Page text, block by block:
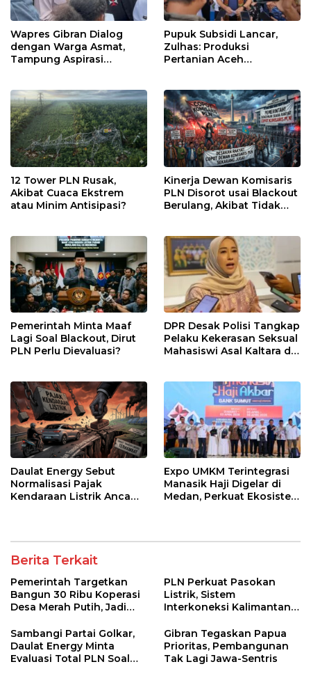
Wapres Gibran Dialog
dengan Warga Asmat,
Tampung Aspirasi
Pupuk Subsidi Lancar,
Zulhas: Produksi
Pertanian Aceh
12 Tower PLN Rusak,
Akibat Cuaca Ekstrem
atau Minim Antisipasi?
Kinerja Dewan Komisaris
PLN Disorot usai Blackout
Berulang, Akibat Tidak
Pemerintah Minta Maaf
Lagi Soal Blackout, Dirut
PLN Perlu Dievaluasi?
DPR Desak Polisi Tangkap
Pelaku Kekerasan Seksual
Mahasiswi Asal Kaltara di
Daulat Energy Sebut
Normalisasi Pajak
Kendaraan Listrik Ancam
Expo UMKM Terintegrasi
Manasik Haji Digelar di
Medan, Perkuat Ekosistem
Berita Terkait
Pemerintah Targetkan
Bangun 30 Ribu Koperasi
Desa Merah Putih, Jadi
dan Penggerak Ekonomi
Desa
PLN Perkuat Pasokan
Listrik, Sistem
Interkoneksi Kalimantan
Sambangi Partai Golkar,
Daulat Energy Minta
Evaluasi Total PLN Soal
Gibran Tegaskan Papua
Prioritas, Pembangunan
Tak Lagi Jawa-Sentris